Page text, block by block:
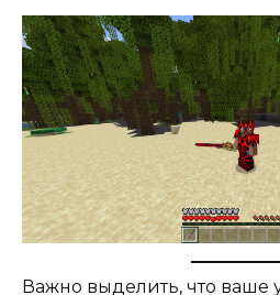
Важно выделить, что ваше